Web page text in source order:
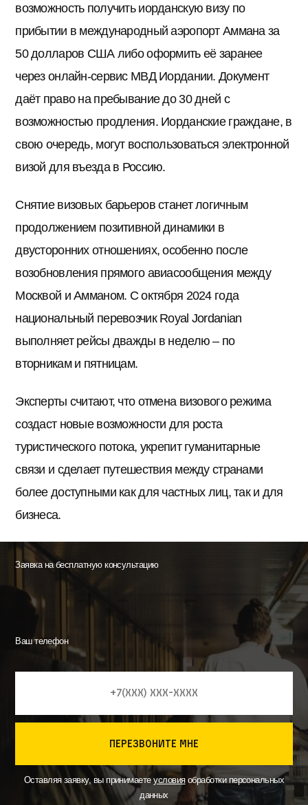
возможность получить иорданскую визу по
прибытии в международный аэропорт Аммана за
50 долларов США либо оформить её заранее
через онлайн-сервис МВД Иордании. Документ
даёт право на пребывание до 30 дней с
возможностью продления. Иорданские граждане, в
свою очередь, могут воспользоваться электронной
визой для въезда в Россию.
Снятие визовых барьеров станет логичным
продолжением позитивной динамики в
двусторонних отношениях, особенно после
возобновления прямого авиасообщения между
Москвой и Амманом. С октября 2024 года
национальный перевозчик Royal Jordanian
выполняет рейсы дважды в неделю – по
вторникам и пятницам.
Эксперты считают, что отмена визового режима
создаст новые возможности для роста
туристического потока, укрепит гуманитарные
связи и сделает путешествия между странами
более доступными как для частных лиц, так и для
бизнеса.
Заявка на бесплатную консультацию
Ваш телефон
перезвоните мне
Оставляя заявку, вы принимаетеусловияобработки персональных
данных